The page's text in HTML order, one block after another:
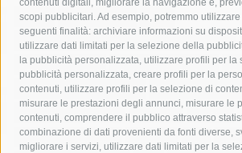
scopi pubblicitari. Ad esempio, potremmo
seguenti finalità: archiviare informazioni su
utilizzare dati limitati per la selezione della
la pubblicità personalizzata, utilizzare profili per la
pubblicità personalizzata, creare profili per la
contenuti, utilizzare profili per la selezione di
misurare le prestazioni degli annunci, misurare le
contenuti, comprendere il pubblico attraverso
combinazione di dati provenienti da fonti diverse,
migliorare i servizi, utilizzare dati limitati per la
acqua allerta meteo
anas
area marina protetta di punta campanella
Asl Napoli 3 sud
capitaneria di porto
castellammare di stabia
circumvesuviana
comune di sorrento
concerto
contagi
costiera amalfitana
covid-19 eav